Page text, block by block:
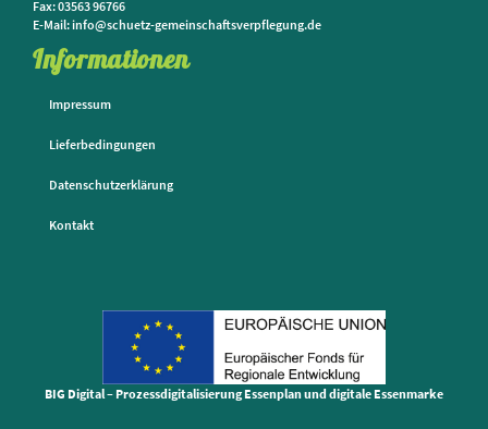
Fax: 03563 96766
E-Mail: info@schuetz-gemeinschaftsverpflegung.de
Informationen
Impressum
Lieferbedingungen
Datenschutzerklärung
Kontakt
BIG Digital – Prozessdigitalisierung Essenplan und digitale Essenmarke